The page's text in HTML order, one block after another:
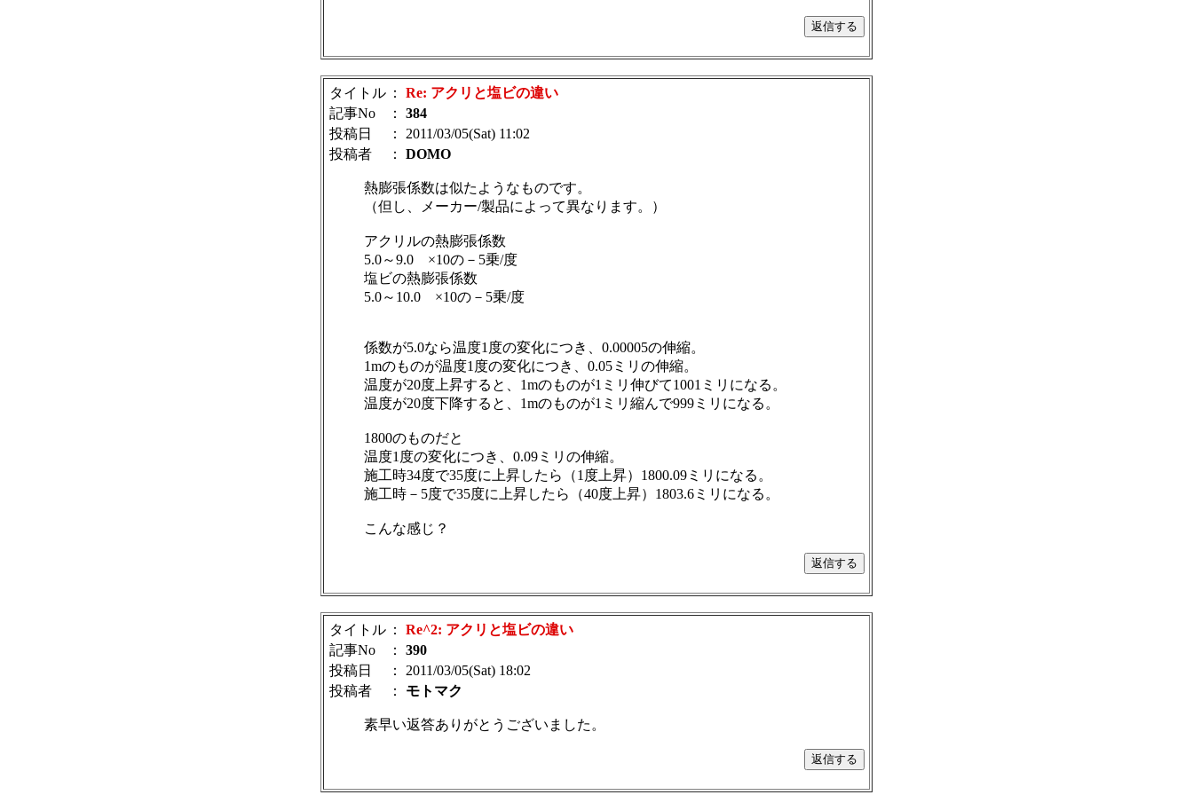
タイトル ： Re: アクリと塩ビの違い
記事No
： 384
投稿日
： 2011/03/05(Sat) 11:02
投稿者
： DOMO
熱膨張係数は似たようなものです。
（但し、メーカー/製品によって異なります。）
アクリルの熱膨張係数
5.0～9.0 ×10の－5乗/度
塩ビの熱膨張係数
5.0～10.0 ×10の－5乗/度
係数が5.0なら温度1度の変化につき、0.00005の伸縮。
1mのものが温度1度の変化につき、0.05ミリの伸縮。
温度が20度上昇すると、1mのものが1ミリ伸びて1001ミリになる。
温度が20度下降すると、1mのものが1ミリ縮んで999ミリになる。
1800のものだと
温度1度の変化につき、0.09ミリの伸縮。
施工時34度で35度に上昇したら（1度上昇）1800.09ミリになる。
施工時－5度で35度に上昇したら（40度上昇）1803.6ミリになる。
こんな感じ？
タイトル ： Re^2: アクリと塩ビの違い
記事No
： 390
投稿日
： 2011/03/05(Sat) 18:02
投稿者
： モトマク
素早い返答ありがとうございました。